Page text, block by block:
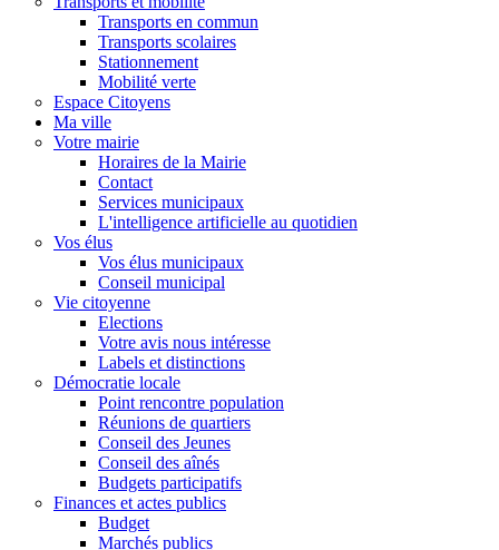
Transports en commun
Transports scolaires
Stationnement
Mobilité verte
Espace Citoyens
Ma ville
Votre mairie
Horaires de la Mairie
Contact
Services municipaux
L'intelligence artificielle au quotidien
Vos élus
Vos élus municipaux
Conseil municipal
Vie citoyenne
Elections
Votre avis nous intéresse
Labels et distinctions
Démocratie locale
Point rencontre population
Réunions de quartiers
Conseil des Jeunes
Conseil des aînés
Budgets participatifs
Finances et actes publics
Budget
Marchés publics